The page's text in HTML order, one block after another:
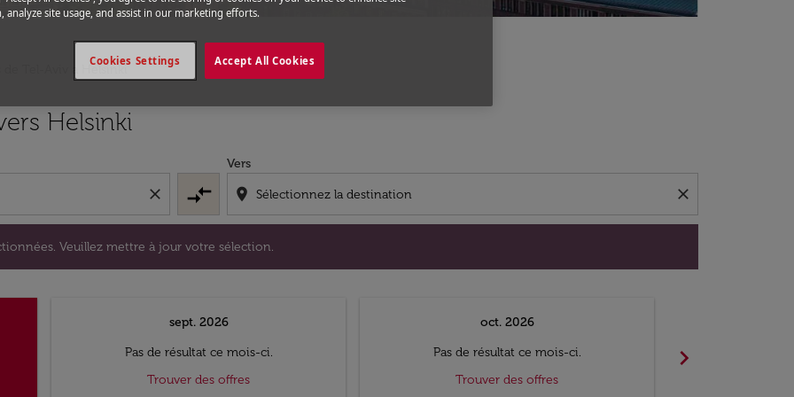
de Tel-Aviv a Helsinki
Helsinki
close compare_arrows
Vers
location_on close
Veuillez mettre à jour votre sélection.
Veuillez mettre à jour votre sélection.
sept. 2026
Pas de résultat ce mois-ci.
Trouver des offres
oct. 2026
Pas de résultat ce mois-ci.
Trouver des offres
chevron_right
analyze site usage, and assist in our marketing efforts.
Accept All Cookies
Cookies Settings